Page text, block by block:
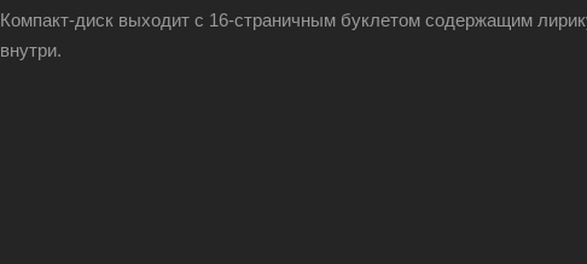
Компакт-диск выходит с 16-страничным буклетом содержащим
внутри.